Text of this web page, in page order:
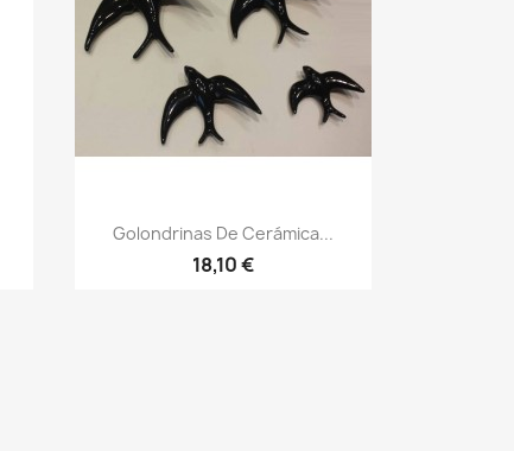
Golondrinas De Cerámica...
18,10 €